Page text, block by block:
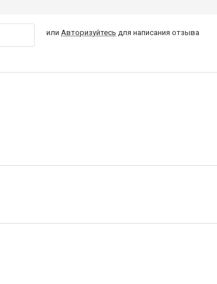
илиАвторизуйтесь для написания отзыва